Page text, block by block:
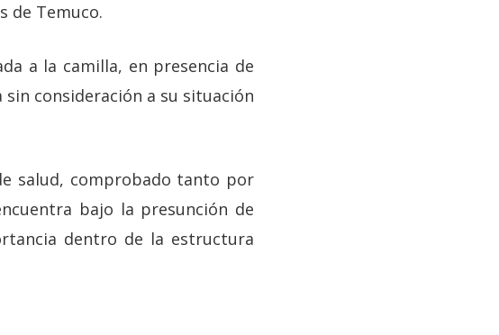
de Temuco.
a la camilla, en presencia de
consideración a su situación
salud, comprobado tanto por
bajo la presunción de
dentro de la estructura